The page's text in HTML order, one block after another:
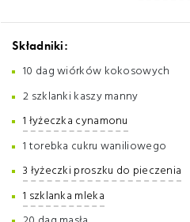
Składniki:
10 dag wiórków kokosowych
2 szklanki kaszy manny
1 łyżeczka cynamonu
1 torebka cukru waniliowego
3 łyżeczki proszku do pieczenia
1 szklanka mleka